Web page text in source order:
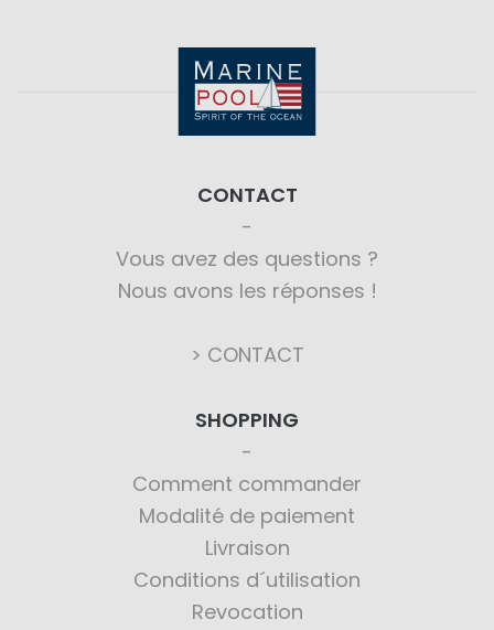
CONTACT
Vous avez des questions ?
Nous avons les réponses !
> CONTACT
SHOPPING
Comment commander
Modalité de paiement
Livraison
Conditions d´utilisation
Revocation